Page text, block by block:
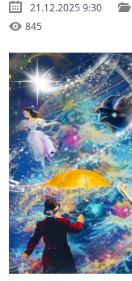
21.12.2025 9:30
845